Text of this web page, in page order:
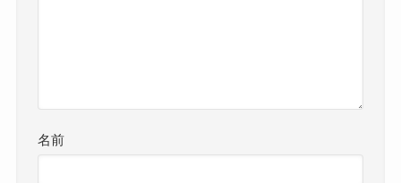
名前